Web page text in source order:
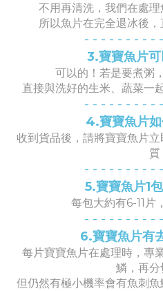
不用再清洗，我們在處
所以魚片在完全退冰後，
- - - - - - - - - -
3.寶寶魚片可
可以的！若是要煮粥
直接與洗好的生米、蔬菜一
- - - - - - - - - -
4.寶寶魚片如
收到貨品後，請將寶寶魚片
質
- - - - - - - - - -
5.寶寶魚片1
每包大約有6-11片
- - - - - - - - - -
6.寶寶魚片有
每片寶寶魚片在處理時，專
鱗，再分
但仍然有極小機率會有魚刺魚